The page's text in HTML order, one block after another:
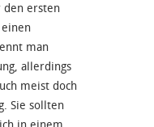
den ersten
einen
man
allerdings
meist doch
Sie sollten